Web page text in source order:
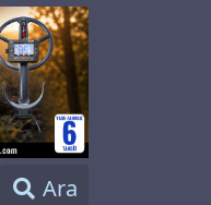
Ara